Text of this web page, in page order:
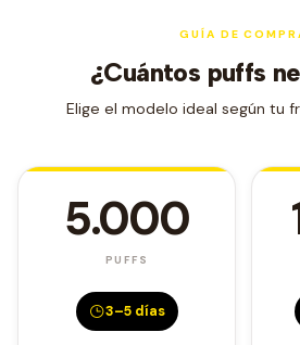
GUÍA DE
¿Cuántos puffs
Elige el modelo ideal según tu
5.000
PUFFS
3–5 días